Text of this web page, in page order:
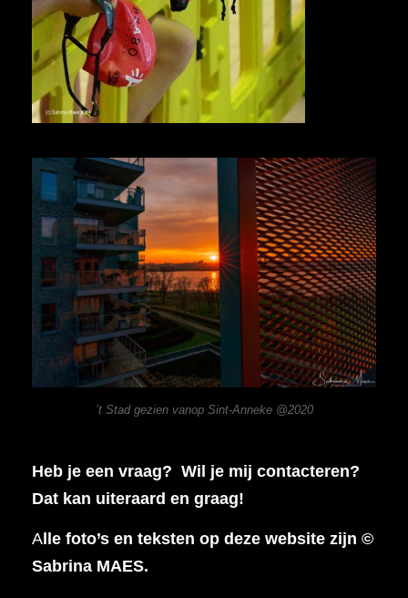
’t Stad gezien vanop Sint-Anneke @2020
Heb je een vraag? Wil je mij contacteren?
Dat kan uiteraard en graag!
Alle foto’s en teksten op deze website zijn ©
Sabrina MAES.